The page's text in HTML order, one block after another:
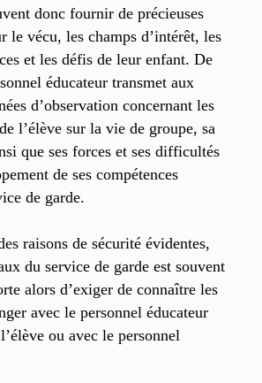
donc fournir de précieuses
le vécu, les champs d’intérêt, les
et les défis de leur enfant. De
éducateur transmet aux
d’observation concernant les
l’élève sur la vie de groupe, sa
que ses forces et ses difficultés
de ses compétences
de garde.
raisons de sécurité évidentes,
du service de garde est souvent
alors d’exiger de connaître les
avec le personnel éducateur
ou avec le personnel